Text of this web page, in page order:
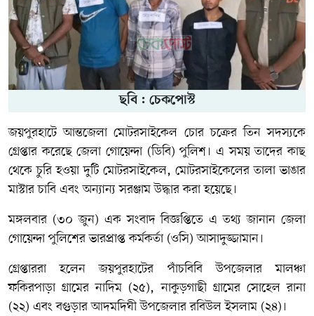
ছবি : চেকপোস্ট
জয়পুরহাটে আন্তজেলা মোটরসাইকেল চোর চক্রের তিন সদস্যকে
গ্রেপ্তার করেছে জেলা গোয়েন্দা (ডিবি) পুলিশ। এ সময় তাদের কাছ
থেকে চুরি হওয়া দুটি মোটরসাইকেল, মোটরসাইকেলের তালা ভাঙার
মাস্টার চাবি এবং অন্যান্য সরঞ্জাম উদ্ধার করা হয়েছে।
মঙ্গলবার (৩০ জুন) এক সংবাদ বিজ্ঞপ্তিতে এ তথ্য জানান জেলা
গোয়েন্দা পুলিশের ভারপ্রাপ্ত কর্মকর্তা (ওসি) আসাদুজ্জামান।
গ্রেপ্তাররা হলেন জয়পুরহাটের পাঁচবিবি উপজেলার মালঞ্চা
ফকিরপাড়া গ্রামের নাদিম (২৫), নাকুড়গাছী গ্রামের সোহেল রানা
(২২) এবং বগুড়ার আদমদিঘী উপজেলার রবিউল ইসলাম (২৪)।